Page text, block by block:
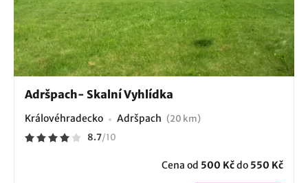
Adršpach- Skalní Vyhlídka
Královéhradecko Adršpach (20 km)
8.7/10
Cena od 500 Kčdo 550 Kč